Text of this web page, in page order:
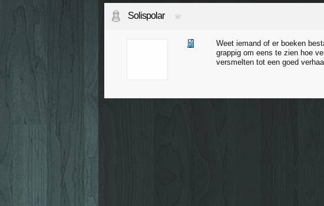
Solispolar
Weet iemand of er boeken
grappig om eens te zien hoe
versmelten tot een goed